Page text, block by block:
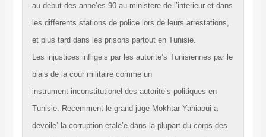
au debut des anne’es 90 au ministere de l’interieur et dans
les differents stations de police lors de leurs arrestations,
et plus tard dans les prisons partout en Tunisie.
Les injustices inflige’s par les autorite’s Tunisiennes par le
biais de la cour militaire comme un
instrument inconstitutionel des autorite’s politiques en
Tunisie. Recemment le grand juge Mokhtar Yahiaoui a
devoile’ la corruption etale’e dans la plupart du corps des